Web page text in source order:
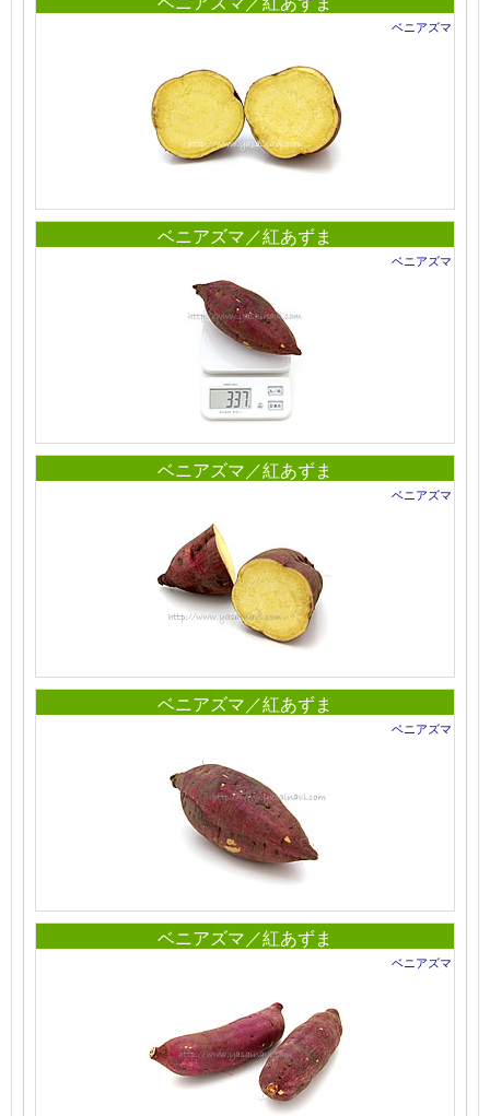
ベニアズマ
ベニアズマ／紅あずま
ベニアズマ
ベニアズマ／紅あずま
ベニアズマ
ベニアズマ／紅あずま
ベニアズマ
ベニアズマ／紅あずま
ベニアズマ